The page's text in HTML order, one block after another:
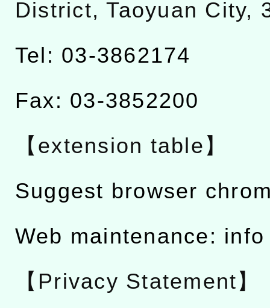
District, Taoyuan City,
Tel: 03-3862174
Fax: 03-3852200
【extension table】
Suggest browser
Web maintenance:
【Privacy Statement】